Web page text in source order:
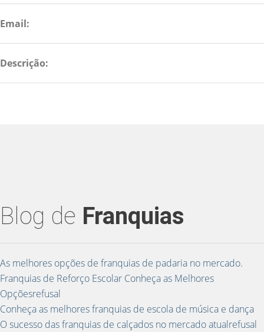
Email:
Descrição:
Blog de Franquias
As melhores opções de franquias de padaria no mercado.
Franquias de Reforço Escolar Conheça as Melhores
Opçõesrefusal
Conheça as melhores franquias de escola de música e dança
O sucesso das franquias de calçados no mercado atualrefusal